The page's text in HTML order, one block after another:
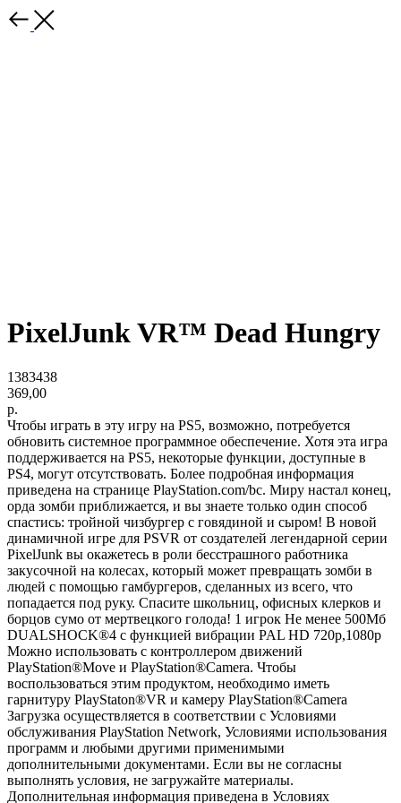
PixelJunk VR™ Dead Hungry
1383438
369,00
р.
Чтобы играть в эту игру на PS5, возможно, потребуется
обновить системное программное обеспечение. Хотя эта игра
поддерживается на PS5, некоторые функции, доступные в
PS4, могут отсутствовать. Более подробная информация
приведена на странице PlayStation.com/bc. Миру настал конец,
орда зомби приближается, и вы знаете только один способ
спастись: тройной чизбургер с говядиной и сыром! В новой
динамичной игре для PSVR от создателей легендарной серии
PixelJunk вы окажетесь в роли бесстрашного работника
закусочной на колесах, который может превращать зомби в
людей с помощью гамбургеров, сделанных из всего, что
попадается под руку. Спасите школьниц, офисных клерков и
борцов сумо от мертвецкого голода! 1 игрок Не менее 500Мб
DUALSHOCK®4 с функцией вибрации PAL HD 720p,1080p
Можно использовать с контроллером движений
PlayStation®Move и PlayStation®Camera. Чтобы
воспользоваться этим продуктом, необходимо иметь
гарнитуру PlayStaton®VR и камеру PlayStation®Camera
Загрузка осуществляется в соответствии с Условиями
обслуживания PlayStation Network, Условиями использования
программ и любыми другими применимыми
дополнительными документами. Если вы не согласны
выполнять условия, не загружайте материалы.
Дополнительная информация приведена в Условиях